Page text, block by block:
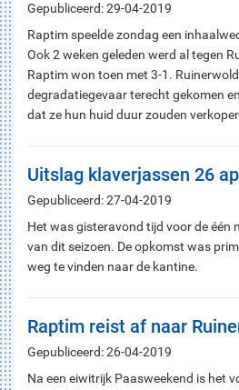
Gepubliceerd: 29-04-2019
Raptim speelde zondag een
Ook 2 weken geleden werd al tegen
Raptim won toen met 3-1.
degradatiegevaar terecht gekomen
dat ze hun huid duur zouden
Uitslag klaverjassen 26
Gepubliceerd: 27-04-2019
Het was gisteravond tijd voor de één
van dit seizoen. De opkomst was
weg te vinden naar de kantine.
Raptim reist af naar
Gepubliceerd: 26-04-2019
Na een eiwitrijk Paasweekend is het